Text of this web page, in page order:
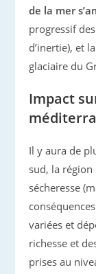
de la mer
progressif
d’inertie), et
glaciaire du
Impact
Il y aura de
sud, la
sécheresse
variées et
richesse et
prises au